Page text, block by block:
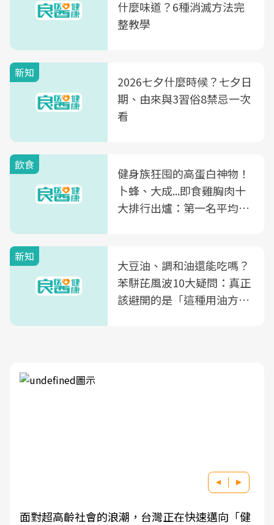
什麼味道？6種消滅方法完
整教學
新知
2026七夕什麼時候？七夕日
期、由來與3習俗8禁忌一次
看
飲食
健身族狂囤的高蛋白神物！
卜蜂、大成...即食雞胸肉十
大排行出爐：第一名平均一
新知
大豆油、調和油還能吃嗎？
苯駢芘風波10大疑問：真正
該避開的是「這種用油方
面對超高齡社會的浪潮，台灣正在快速邁向「健